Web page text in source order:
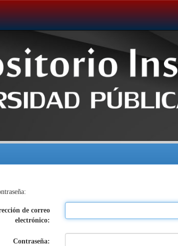
de correo
electrónico:
Contraseña: